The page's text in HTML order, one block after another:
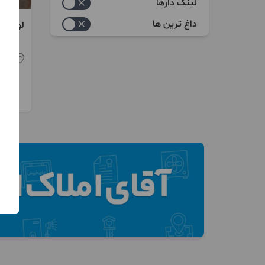
خدماتی
بالابر
کانال سازی
کرکره برقی
گرمایشی سرمایشی
لوله کشی
لینک دارها
داغ ترین ها
لوله